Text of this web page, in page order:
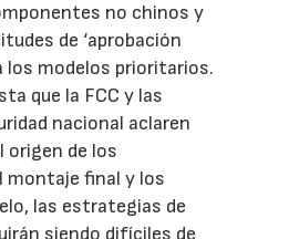
no chinos y
de ‘aprobación
los modelos prioritarios.
que la FCC y las
nacional aclaren
de los
montaje final y los
las estrategias de